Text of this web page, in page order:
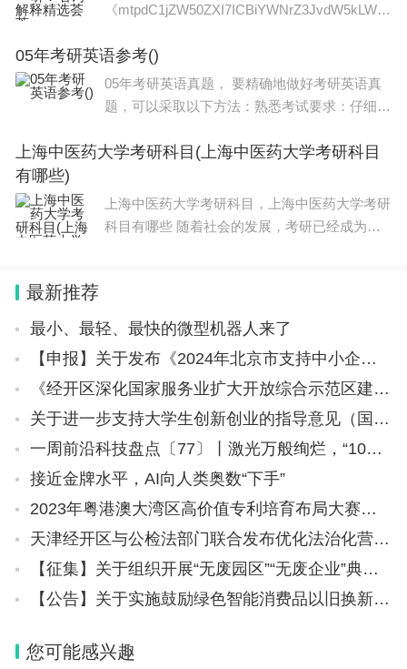
《mtpdC1jZW50ZXI7ICBiYWNrZ3JvdW5kLWN
济学考研：名词解释精选荟萃》，希望大家能够
通过这些名词解释更好地了解经济学
05年考研英语参考()
05年考研英语真题， 要精确地做好考研英语真
题，可以采取以下方法：熟悉考试要求：仔细阅
分值权重和要求，有针对性地进行备考。积累词
上海中医药大学考研科目(上海中医药大学考研科目
有哪些)
上海中医药大学考研科目，上海中医药大学考研
科目有哪些 随着社会的发展，考研已经成为了
最新推荐
最小、最轻、最快的微型机器人来了
【申报】关于发布《2024年北京市支持中小企业发展资金实施指南（第一批）》的通知
《经开区深化国家服务业扩大开放综合示范区建设工作方案》
关于进一步支持大学生创新创业的指导意见（国办发〔2021〕35号）
一周前沿科技盘点〔77〕丨激光万般绚烂，“10拍瓦上限”突破；绝美的大质量原恒星团，并非朝夕“养成”
接近金牌水平，AI向人类奥数“下手”
2023年粤港澳大湾区高价值专利培育布局大赛收官
天津经开区与公检法部门联合发布优化法治化营商环境若干措施
【征集】关于组织开展“无废园区”“无废企业”典型案例征集工作的通知（工信厅联节函〔2024〕16号）
【公告】关于实施鼓励绿色智能消费品以旧换新补贴的公告（京商消二字〔2024〕19号）
您可能感兴趣